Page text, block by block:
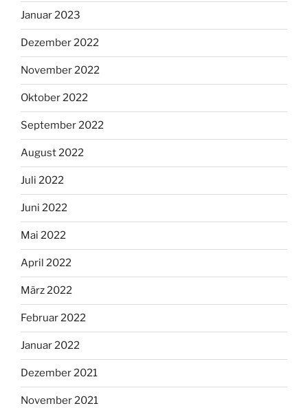
Januar 2023
Dezember 2022
November 2022
Oktober 2022
September 2022
August 2022
Juli 2022
Juni 2022
Mai 2022
April 2022
März 2022
Februar 2022
Januar 2022
Dezember 2021
November 2021